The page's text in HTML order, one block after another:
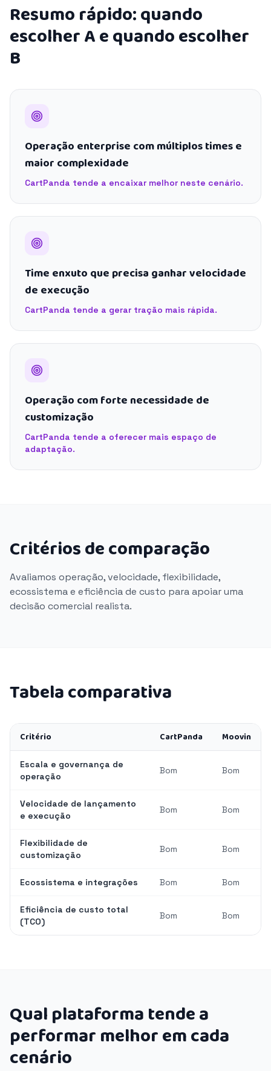
Resumo rápido: quando
escolher A e quando escolher
B
Operação enterprise com múltiplos times e
maior complexidade
CartPanda tende a encaixar melhor neste cenário.
Time enxuto que precisa ganhar velocidade
de execução
CartPanda tende a gerar tração mais rápida.
Operação com forte necessidade de
customização
CartPanda tende a oferecer mais espaço de
adaptação.
Critérios de comparação
Avaliamos operação, velocidade, flexibilidade,
ecossistema e eficiência de custo para apoiar uma
decisão comercial realista.
Tabela comparativa
Critério CartPanda Moovin
Escala e governança de
operação
Bom Bom
Velocidade de lançamento
e execução
Bom Bom
Flexibilidade de
customização
Bom Bom
Ecossistema e integrações Bom Bom
Eficiência de custo total
(TCO)
Bom Bom
Qual plataforma tende a
performar melhor em cada
cenário